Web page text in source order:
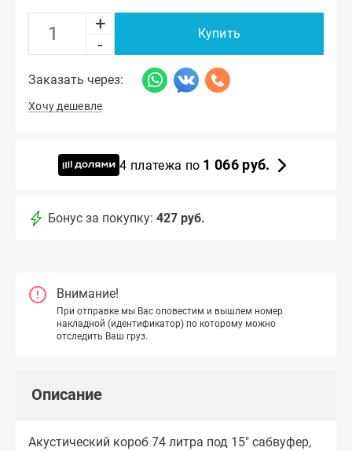
+
-
Купить
Заказать через:
Хочу дешевле
4 платежа по 1 066 руб.
Бонус за покупку: 427 руб.
Внимание!
При отправке мы Вас оповестим и вышлем номер
накладной (идентификатор) по которому можно
отследить Ваш груз.
Описание
Акустический короб 74 литра под 15" сабвуфер,